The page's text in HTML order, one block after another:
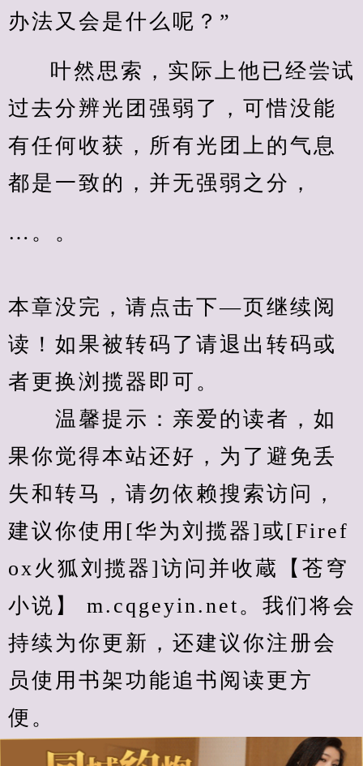
办法又会是什么呢？”
叶然思索，实际上他已经尝试
过去分辨光团强弱了，可惜没能
有任何收获，所有光团上的气息
都是一致的，并无强弱之分，
…。。
本章没完，请点击下—页继续阅
读！如果被转码了请退出转码或
者更换浏揽器即可。
温馨提示：亲爱的读者，如
果你觉得本站还好，为了避免丢
失和转马，请勿依赖搜索访问，
建议你使用[华为刘揽器]或[Firef
ox火狐刘揽器]访问并收蔵【苍穹
小说】 m.cqgeyin.net。我们将会
持续为你更新，还建议你注册会
员使用书架功能追书阅读更方
便。